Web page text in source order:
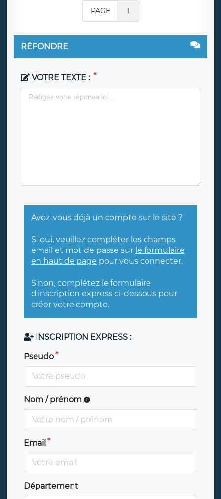
PAGE 1
RÉPONDRE
VOTRE TEXTE :
Avez-vous déjà un compte sur le site ?
Si oui, veuillez compléter les champs
email et mot de passe sur le formulaire
en haut de page pour vous connecter.
Sinon, complétez le formulaire
d'inscription express ci-dessous pour
créer votre compte.
INSCRIPTION EXPRESS :
Pseudo
Nom / prénom
Email
Département